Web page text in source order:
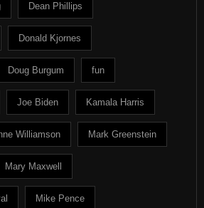
Dean Phillips
Donald Kjornes
Doug Burgum fun
Joe Biden Kamala Harris
Williamson Mark Greenstein
Mary Maxwell
Mike Pence